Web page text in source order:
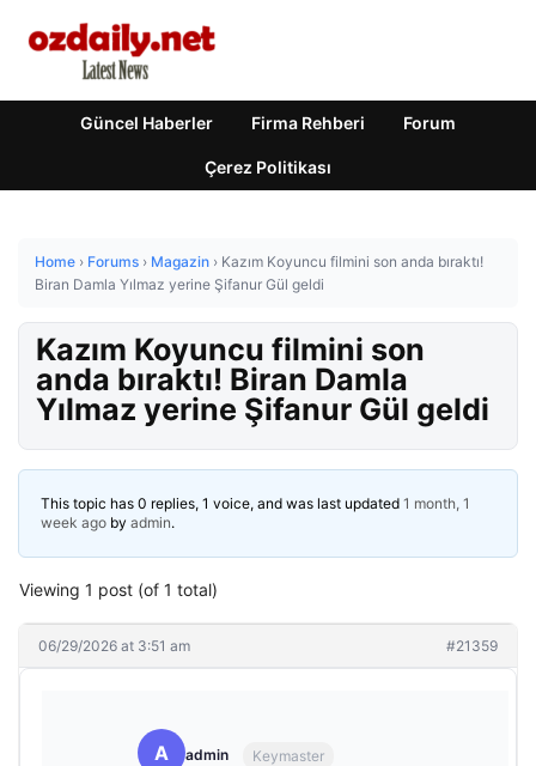
Güncel Haberler Firma Rehberi Forum
Çerez Politikası
Home › Forums › Magazin › Kazım Koyuncu filmini son anda bıraktı!
Biran Damla Yılmaz yerine Şifanur Gül geldi
Kazım Koyuncu filmini son
anda bıraktı! Biran Damla
Yılmaz yerine Şifanur Gül geldi
This topic has 0 replies, 1 voice, and was last updated 1 month, 1
week ago by admin.
Viewing 1 post (of 1 total)
06/29/2026 at 3:51 am #21359
A admin Keymaster